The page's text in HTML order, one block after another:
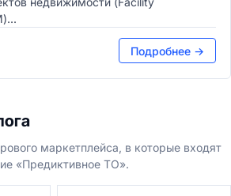
Подробнее →
маркетплейса, в которые входят
«Предиктивное ТО».